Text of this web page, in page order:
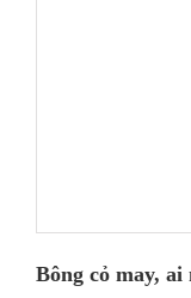
Bông cỏ may,